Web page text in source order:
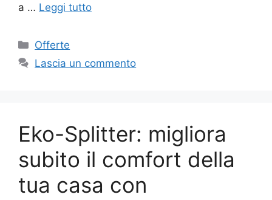
a … Leggi tutto
Categorie
Offerte
Lascia un commento
Eko-Splitter: migliora
subito il comfort della
tua casa con